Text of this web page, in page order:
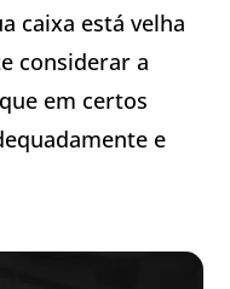
caixa está velha
considerar a
em certos
e